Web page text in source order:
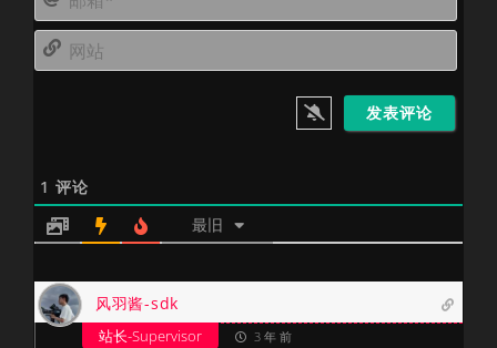
箱
站
1 评论
最旧
风羽酱-sdk
站长-Supervisor 3 年 前